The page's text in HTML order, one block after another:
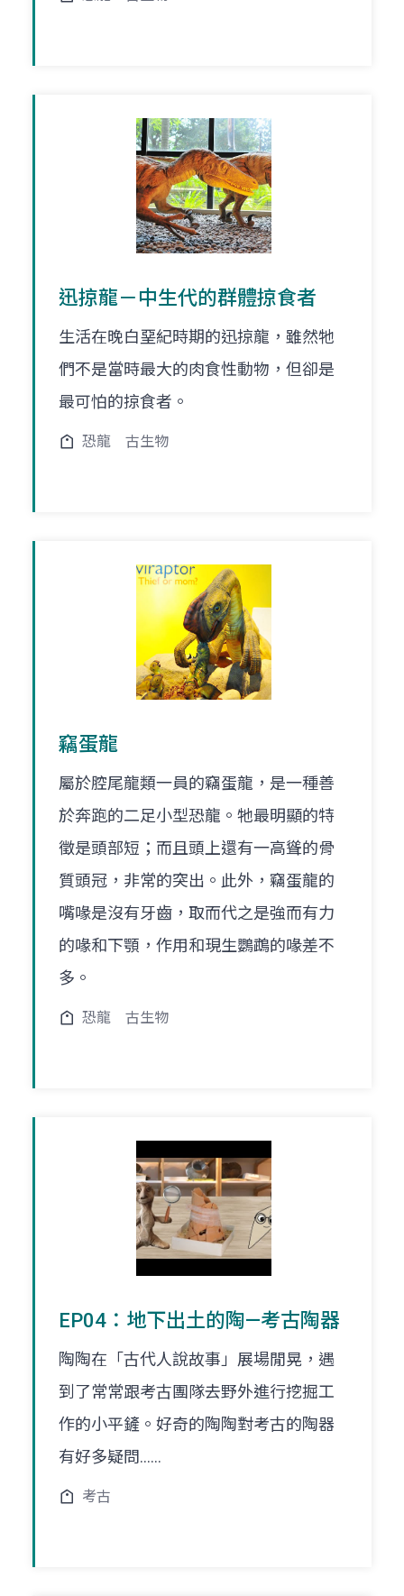
迅掠龍－中生代的群體掠食者
生活在晚白堊紀時期的迅掠龍，雖然牠
們不是當時最大的肉食性動物，但卻是
最可怕的掠食者。
恐龍 古生物
竊蛋龍
屬於腔尾龍類一員的竊蛋龍，是一種善
於奔跑的二足小型恐龍。牠最明顯的特
徵是頭部短；而且頭上還有一高聳的骨
質頭冠，非常的突出。此外，竊蛋龍的
嘴喙是沒有牙齒，取而代之是強而有力
的喙和下顎，作用和現生鸚鵡的喙差不
多。
恐龍 古生物
EP04：地下出土的陶—考古陶器
陶陶在「古代人說故事」展場閒晃，遇
到了常常跟考古團隊去野外進行挖掘工
作的小平鏟。好奇的陶陶對考古的陶器
有好多疑問......
考古